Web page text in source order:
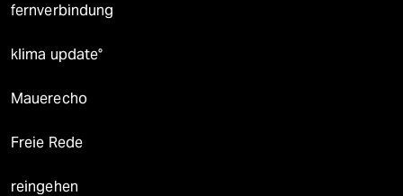
fernverbindung
klima update°
Mauerecho
Freie Rede
reingehen